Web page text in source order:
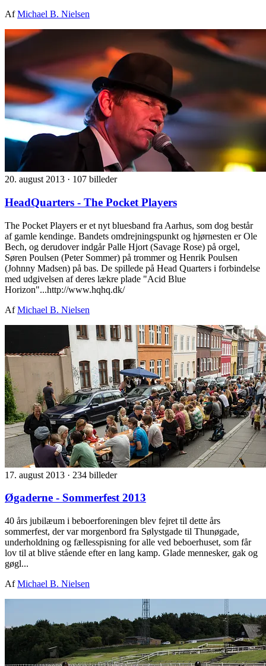
AfMichael B. Nielsen
20. august 2013 · 107 billeder
HeadQuarters - The Pocket Players
The Pocket Players er et nyt bluesband fra Aarhus, som dog består
af gamle kendinge. Bandets omdrejningspunkt og hjørnesten er Ole
Bech, og derudover indgår Palle Hjort (Savage Rose) på orgel,
Søren Poulsen (Peter Sommer) på trommer og Henrik Poulsen
(Johnny Madsen) på bas. De spillede på Head Quarters i forbindelse
med udgivelsen af deres lækre plade "Acid Blue
Horizon"...http://www.hqhq.dk/
AfMichael B. Nielsen
17. august 2013 · 234 billeder
Øgaderne - Sommerfest 2013
40 års jubilæum i beboerforeningen blev fejret til dette års
sommerfest, der var morgenbord fra Sølystgade til Thunøgade,
underholdning og fællesspisning for alle ved beboerhuset, som får
lov til at blive stående efter en lang kamp. Glade mennesker, gak og
gøgl...
AfMichael B. Nielsen